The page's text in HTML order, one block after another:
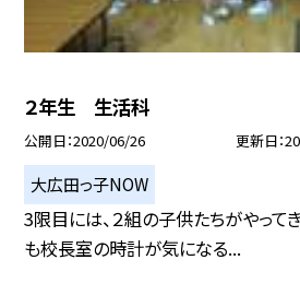
２年生 生活科
公開日 2020/06/26 更新日
大広田っ子NOW
3限目には、２組の子供たちがやって
も校長室の時計が気になる...